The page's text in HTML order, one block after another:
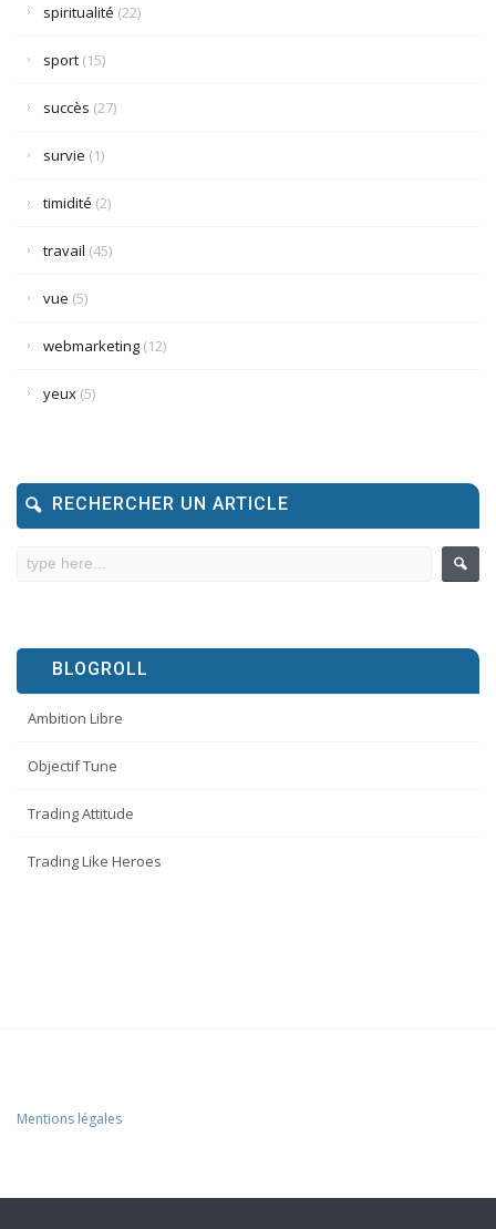
spiritualité (22)
sport (15)
succès (27)
survie (1)
timidité (2)
travail (45)
vue (5)
webmarketing (12)
yeux (5)
RECHERCHER UN ARTICLE
BLOGROLL
Ambition Libre
Objectif Tune
Trading Attitude
Trading Like Heroes
Mentions légales